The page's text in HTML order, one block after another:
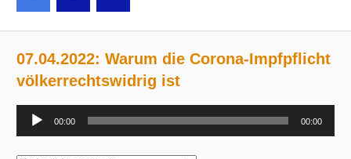
Beiträge
Beiträge
07.04.2022: Warum die Corona-Impfpflicht
völkerrechtswidrig ist
Audio-
Player
00:00 00:00